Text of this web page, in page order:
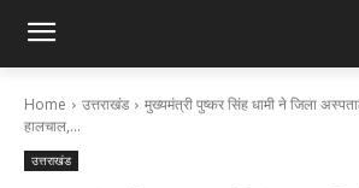
Home उत्तराखंड
मुख्यमंत्री पुष्कर सिंह धामी ने जिला
हालचाल,...
उत्तराखंड